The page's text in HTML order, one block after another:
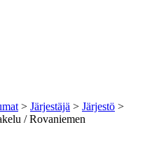
> Järjestäjä > Järjestö >
/ Rovaniemen